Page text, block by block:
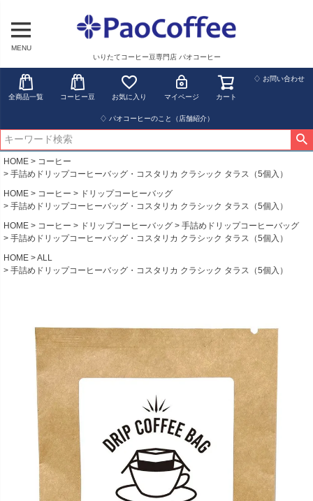
MENU
いりたてコーヒー豆専門店 パオコーヒー
全商品一覧 コーヒー豆 お気に入り マイページ カート
♢ お問い合わせ
♢ パオコーヒーのこと（店舗紹介）
HOME
コーヒー
手詰めドリップコーヒーバッグ・コスタリカ クラシック タラス（5個入）
HOME
コーヒー
ドリップコーヒーバッグ
手詰めドリップコーヒーバッグ・コスタリカ クラシック タラス（5個入）
HOME
コーヒー ドリップコーヒーバッグ
手詰めドリップコーヒーバッグ
手詰めドリップコーヒーバッグ・コスタリカ クラシック タラス（5個入）
HOME
ALL
手詰めドリップコーヒーバッグ・コスタリカ クラシック タラス（5個入）